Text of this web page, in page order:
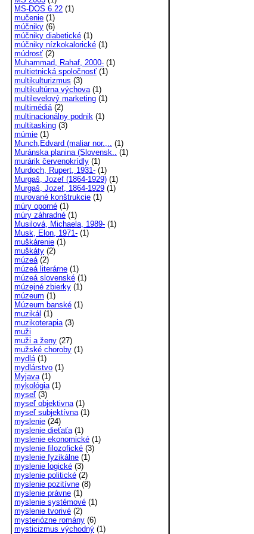
MS-DOS 6.22 (1)
mučenie (1)
múčniky (6)
múčniky diabetické (1)
múčniky nízkokalorické (1)
múdrosť (2)
Muhammad, Rahaf, 2000- (1)
multietnická spoločnosť (1)
multikulturizmus (3)
multikultúrna výchova(1)
multilevelový marketing (1)
multimédiá(2)
multinacionálny podnik (1)
multitasking (3)
múmie (1)
Munch,Edvard (maliar nor.,.. (1)
Muránska planina (Slovensk.. (1)
murárik červenokrídly (1)
Murdoch, Rupert, 1931- (1)
Murgaš, Jozef (1864-1929) (1)
Murgaš, Jozef, 1864-1929 (1)
murované konštrukcie (1)
múry oporné (1)
múry záhradné (1)
Musilová, Michaela, 1989- (1)
Musk, Elon, 1971- (1)
muškárenie (1)
muškáty (2)
múzeá(2)
múzeá literárne (1)
múzeá slovenské (1)
múzejné zbierky (1)
múzeum (1)
Múzeum banské (1)
muzikál (1)
muzikoterapia(3)
muži
muži a ženy (27)
mužské choroby (1)
mydlá(1)
mydlárstvo (1)
Myjava(1)
mykológia(1)
myseľ (3)
myseľ objektivna(1)
myseľ subjektívna(1)
myslenie (24)
myslenie dieťaťa(1)
myslenie ekonomické (1)
myslenie filozofické (3)
myslenie fyzikálne (1)
myslenie logické (3)
myslenie politické (2)
myslenie pozitívne (8)
myslenie právne (1)
myslenie systémové (1)
myslenie tvorivé (2)
mysteriózne romány (6)
mysticizmus východný (1)